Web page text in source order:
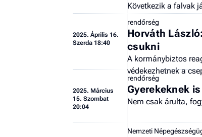
Következik a falvak
2025. Április 16.
Szerda 18:40
rendőrség
Horváth
csukni
A kormánybiztos
védekezhetnek a
2025. Március
15. Szombat
20:04
rendőrség
Gyerekeknek
Nem csak árulta,
Nemzeti